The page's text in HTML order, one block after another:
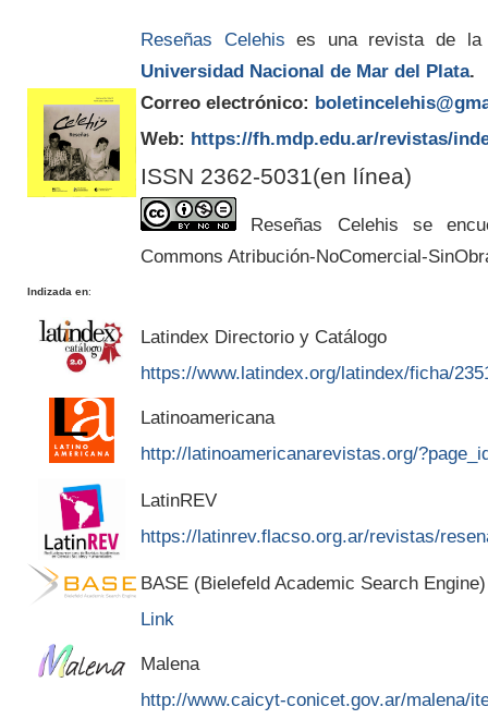
Reseñas Celehis es una revista de la
Universidad Nacional de Mar del Plata.
Correo electrónico:
Web: https://fh.mdp.edu.ar/revistas/
ISSN 2362-5031(en línea)
Reseñas Celehis se
Commons Atribución-NoComercial-
Indizada en:
Latindex Directorio y Catálogo
https://www.latindex.org/latindex/ficha/
Latinoamericana
http://latinoamericanarevistas.org/
LatinREV
https://latinrev.flacso.org.ar/revistas/
BASE (Bielefeld Academic Search Engine)
Link
Malena
http://www.caicyt-conicet.gov.ar/malena/